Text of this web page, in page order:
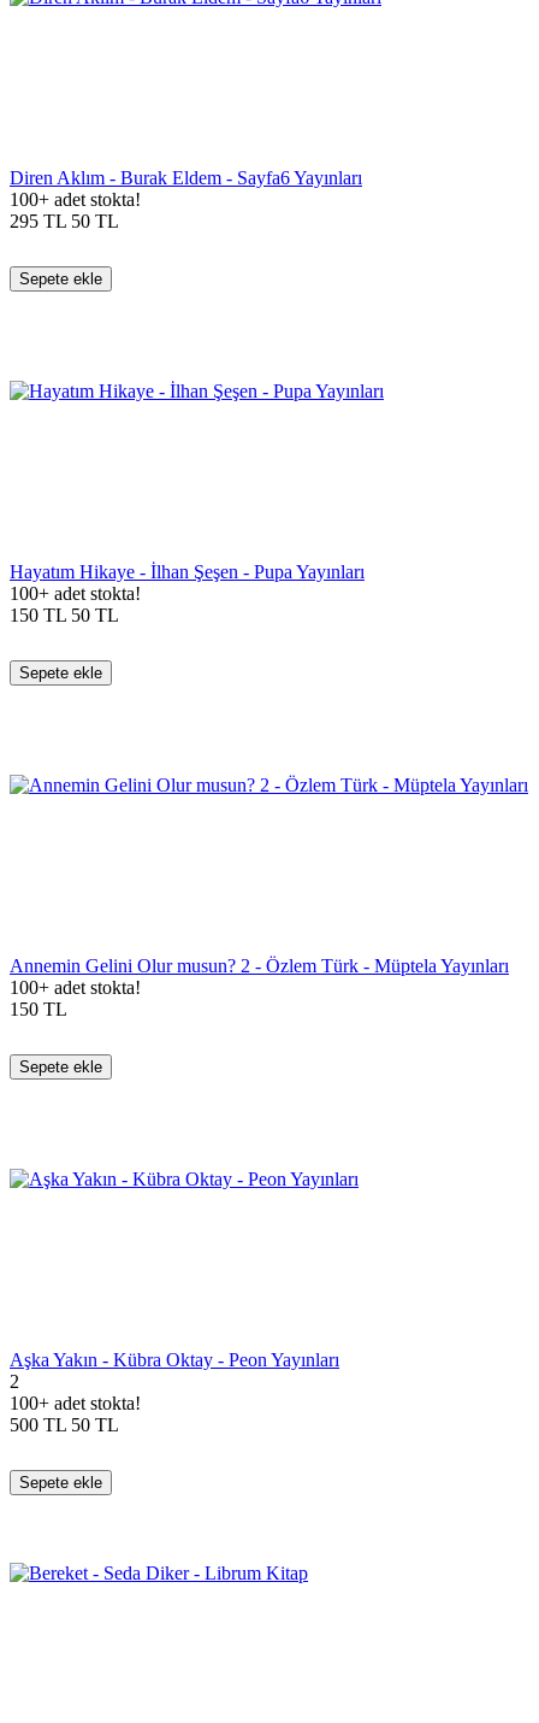
Diren Aklım - Burak Eldem - Sayfa6 Yayınları
100+ adet stokta!
295 TL 50 TL
Sepete ekle
Hayatım Hikaye - İlhan Şeşen - Pupa Yayınları
100+ adet stokta!
150 TL 50 TL
Sepete ekle
Annemin Gelini Olur musun? 2 - Özlem Türk - Müptela Yayınları
100+ adet stokta!
150 TL
Sepete ekle
Aşka Yakın - Kübra Oktay - Peon Yayınları
2
100+ adet stokta!
500 TL 50 TL
Sepete ekle